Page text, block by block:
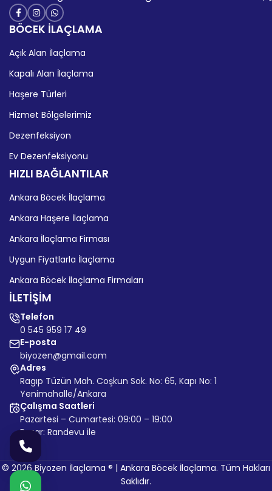
BÖCEK İLAÇLAMA
Açık Alan İlaçlama
Kapalı Alan İlaçlama
Haşere Türleri
Hizmet Bölgelerimiz
Dezenfeksiyon
Ev Dezenfeksiyonu
HIZLI BAĞLANTILAR
Ankara Böcek İlaçlama
Ankara Haşere İlaçlama
Ankara İlaçlama Firması
Uygun Fiyatlarla İlaçlama
Ankara Böcek İlaçlama Firmaları
İLETİŞİM
Telefon
0 545 959 17 49
E-posta
biyozen@gmail.com
Adres
Ragıp Tüzün Mah. Coşkun Sok. No: 65, Kapı No: 1
Yenimahalle/Ankara
Çalışma Saatleri
Pazartesi – Cumartesi: 09:00 – 19:00
Pazar: Randevu ile
© 2026 Biyozen İlaçlama ® | Ankara Böcek İlaçlama. Tüm Hakları
Saklıdır.